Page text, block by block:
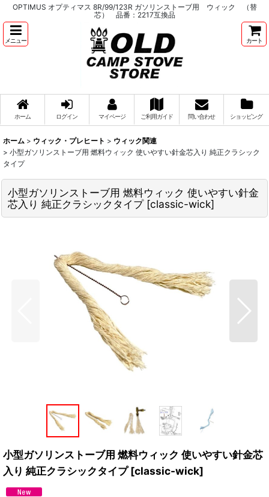
OPTIMUS オプティマス 8R/99/123R ガソリンストーブ用 ウィック （替
芯） 品番：2217互換品
メニュー カート
ホーム ログイン マイページ ご利用ガイド 問い合わせ ショッピング
ホーム > ウィック・プレヒート > ウィック関連
> 小型ガソリンストーブ用 燃料ウィック 使いやすい針金芯入り 純正クラシック
タイプ
小型ガソリンストーブ用 燃料ウィック 使いやすい針金
芯入り 純正クラシックタイプ [classic-wick]
小型ガソリンストーブ用 燃料ウィック 使いやすい針金芯
入り 純正クラシックタイプ [classic-wick]